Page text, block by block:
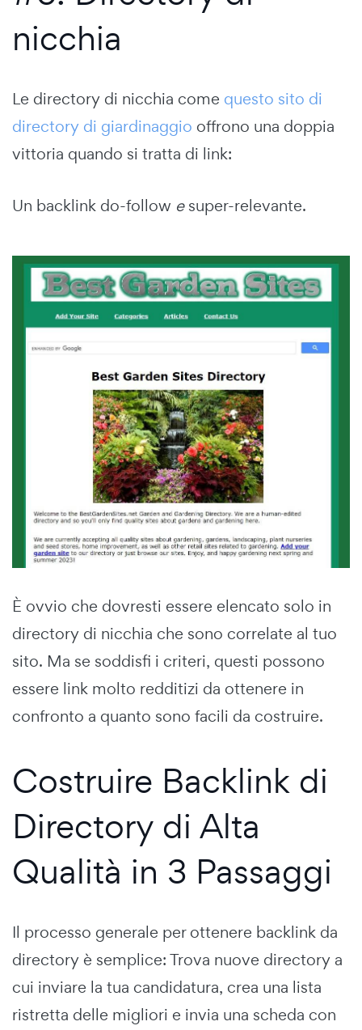
nicchia
Le directory di nicchia come questo sito di
directory di giardinaggio offrono una doppia
vittoria quando si tratta di link:
Un backlink do-follow esuper-relevante.
È ovvio che dovresti essere elencato solo in
directory di nicchia che sono correlate al tuo
sito. Ma se soddisfi i criteri, questi possono
essere link molto redditizi da ottenere in
confronto a quanto sono facili da costruire.
Costruire Backlink di
Directory di Alta
Qualità in 3 Passaggi
Il processo generale per ottenere backlink da
directory è semplice: Trova nuove directory a
cui inviare la tua candidatura, crea una lista
ristretta delle migliori e invia una scheda con